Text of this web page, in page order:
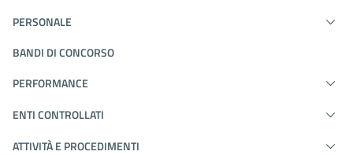
PERSONALE
BANDI DI CONCORSO
PERFORMANCE
ENTI CONTROLLATI
ATTIVITÀ E PROCEDIMENTI